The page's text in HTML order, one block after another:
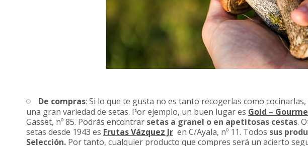
De compras: Si lo que te gusta no es tanto recogerlas como cocinarlas,
una gran variedad de setas. Por ejemplo, un buen lugar es Gold –
Gasset, nº 85. Podrás encontrar setas a granel o en apetitosas cestas.
setas desde 1943 es Frutas Vázquez Jr en C/Ayala, nº 11. Todos sus
Selección. Por tanto, cualquier producto que compres será un acierto